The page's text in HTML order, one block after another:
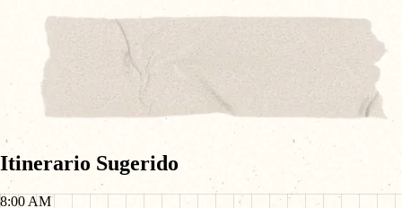
Itinerario Sugerido
8:00 AM